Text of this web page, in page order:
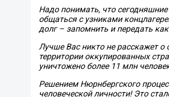
Надо понимать, что
общаться с узниками
долг – запомнить и передать
Лучше Вас никто не расскажет
территории оккупированных
уничтожено более 11 млн
Решением Нюрнбергского
человеческой личности! Это